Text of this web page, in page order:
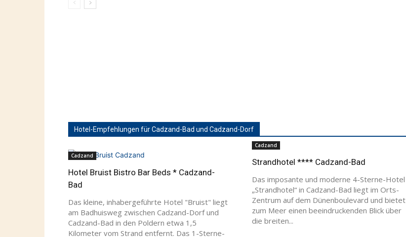
Hotel-Empfehlungen für Cadzand-Bad und Cadzand-Dorf
Cadzand
Hotel Bruist Bistro Bar Beds * Cadzand-
Bad
Das kleine, inhabergeführte Hotel "Bruist" liegt
am Badhuisweg zwischen Cadzand-Dorf und
Cadzand-Bad in den Poldern etwa 1,5
Kilometer vom Strand entfernt. Das 1-Sterne-
Cadzand
Strandhotel **** Cadzand-Bad
Das imposante und moderne 4-Sterne-Hotel
„Strandhotel“ in Cadzand-Bad liegt im Orts-
Zentrum auf dem Dünenboulevard und bietet
zum Meer einen beeindruckenden Blick über
die breiten...